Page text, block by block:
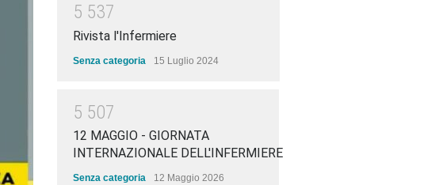
5 537
Rivista l'Infermiere
Senza categoria 15 Luglio 2024
5 507
12 MAGGIO - GIORNATA
INTERNAZIONALE DELL'INFERMIERE
Senza categoria 12 Maggio 2026